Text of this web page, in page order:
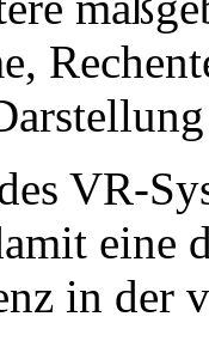
VR-
eine
in der